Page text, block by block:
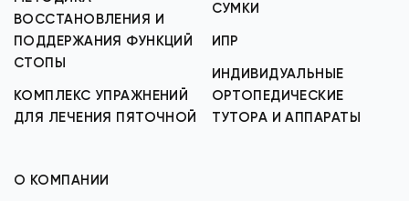
ВОССТАНОВЛЕНИЯ И
ПОДДЕРЖАНИЯ ФУНКЦИЙ
СТОПЫ
КОМПЛЕКС УПРАЖНЕНИЙ
ДЛЯ ЛЕЧЕНИЯ ПЯТОЧНОЙ
СУМКИ
ИПР
ИНДИВИДУАЛЬНЫЕ
ОРТОПЕДИЧЕСКИЕ
ТУТОРА И АППАРАТЫ
О КОМПАНИИ